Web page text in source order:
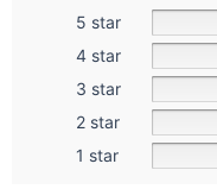
5 star
4 star
3 star
2 star
1 star